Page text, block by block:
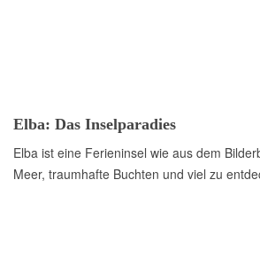
Elba: Das Inselparadies
Elba ist eine Ferieninsel wie aus dem
Meer, traumhafte Buchten und viel zu